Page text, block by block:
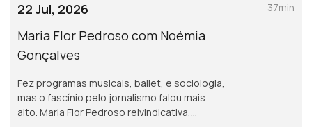
família.
22 Jul, 2026
Maria Flor Pedroso com Noémia
Gonçalves
Fez programas musicais, ballet, e sociologia,
mas o fascínio pelo jornalismo falou mais
alto. Maria Flor Pedroso reivindicativa,
37min